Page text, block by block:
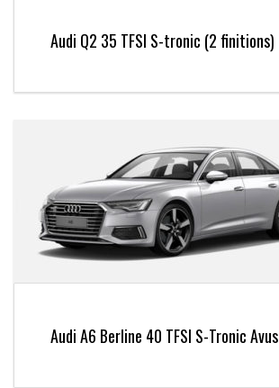
Audi Q2 35 TFSI S-tronic (2 finitions)
Audi A6 Berline 40 TFSI S-Tronic Avus